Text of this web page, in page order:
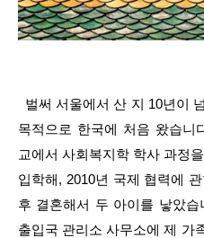
벌써 서울에서 산 지 10년이
목적으로 한국에 처음 왔습니
교에서 사회복지학 학사 과정
입학해, 2010년 국제 협력에
후 결혼해서 두 아이를 낳았
출입국 관리소 사무소에 제 가